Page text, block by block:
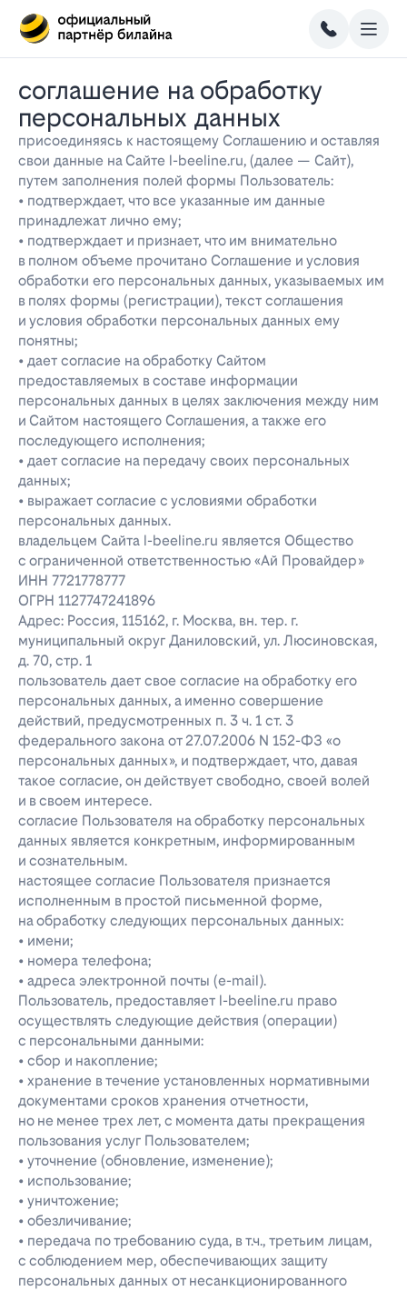
соглашение на обработку
персональных данных
присоединяясь к настоящему Соглашению и оставляя
свои данные на Сайте l-beeline.ru, (далее — Сайт),
путем заполнения полей формы Пользователь:
• подтверждает, что все указанные им данные
принадлежат лично ему;
• подтверждает и признает, что им внимательно
в полном объеме прочитано Соглашение и условия
обработки его персональных данных, указываемых им
в полях формы (регистрации), текст соглашения
и условия обработки персональных данных ему
понятны;
• дает согласие на обработку Сайтом
предоставляемых в составе информации
персональных данных в целях заключения между ним
и Сайтом настоящего Соглашения, а также его
последующего исполнения;
• дает согласие на передачу своих персональных
данных;
• выражает согласие с условиями обработки
персональных данных.
владельцем Сайта l-beeline.ru является Общество
с ограниченной ответственностью «Ай Провайдер»
ИНН 7721778777
ОГРН 1127747241896
Адрес: Россия, 115162, г. Москва, вн. тер. г.
муниципальный округ Даниловский, ул. Люсиновская,
д. 70, стр. 1
пользователь дает свое согласие на обработку его
персональных данных, а именно совершение
действий, предусмотренных п. 3 ч. 1 ст. 3
федерального закона от 27.07.2006 N 152-ФЗ «о
персональных данных», и подтверждает, что, давая
такое согласие, он действует свободно, своей волей
и в своем интересе.
согласие Пользователя на обработку персональных
данных является конкретным, информированным
и сознательным.
настоящее согласие Пользователя признается
исполненным в простой письменной форме,
на обработку следующих персональных данных:
• имени;
• номера телефона;
• адреса электронной почты (e-mail).
Пользователь, предоставляет l-beeline.ru право
осуществлять следующие действия (операции)
с персональными данными:
• сбор и накопление;
• хранение в течение установленных нормативными
документами сроков хранения отчетности,
но не менее трех лет, с момента даты прекращения
пользования услуг Пользователем;
• уточнение (обновление, изменение);
• использование;
• уничтожение;
• обезличивание;
• передача по требованию суда, в т.ч., третьим лицам,
с соблюдением мер, обеспечивающих защиту
персональных данных от несанкционированного